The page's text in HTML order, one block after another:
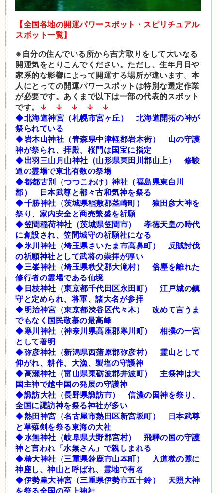
【全国各地の開運パワースポット・スピリチュアル
スポット一覧】
※自分の住んでいる所から吉方取りをして大いなる
開運気をとりこんでください。ただし、生年月日や
家系的な影響によって開運する場所が違います。本
人にとっての開運パワースポットは特別な選定作業
が必要です。あくまで以下は一部の代表的スポット
です。
↓ ↓ ↓ ↓ ↓
◆北海道神宮（札幌市宮ヶ丘） 北海道開拓の神が
祭られている
◆岩木山神社（青森県中津軽郡岩木街） 山の守護
神が祭られ、拝殿、桜門は国宝に指定
◆出羽三山月山神社（山形県東田川郡山上） 修験
道の霊場で東北有数の祭場
◆都都古別（つつこわけ）神社（福島県東白川
郡） 日本武尊と都々古和気神を祭る
◆千勝神社（茨城県稲敷郡茎崎町） 猿田彦大神を
祭り、家内安全と商売繁盛を祈願
◆笠間稲荷神社（茨城県笠間市） 孝徳天皇の時代
に創設され、笠間城守の祈願社になる
◆氷川神社（埼玉県さいたま市高鼻町） 反賊討伐
の祈願神社として武将の崇拝が厚い
◆三峯神社（埼玉県秩父郡大滝村） 俗塵を離れた
修行者の霊場である仙境
◆日枝神社（東京都千代田区永田町） 江戸城の鎮
守と定められ、将軍、諸大名が参拝
◆明治神宮（東京都渋谷区代々木） 改めて言うま
でもなく国民敬慕の最高峰
◆寒川神社（神奈川県高座郡寒川町） 相撲の一宮
として著明
◆弥彦神社（新潟県西蒲原郡弥彦村） 霊山として
仰がれ、耕作、大漁、製塩の守護神
◆高瀬神社（富山県東砺波郡井波町） 主祭神は大
国主神で越中国の発展の守護神
◆諏訪大社（長野県諏訪市） 信濃の国神を祭り、
全国に諏訪神を祭る神社が多い
◆熱田神宮（名古屋市熱田区新宮坂町） 日本武尊
と草薙剣を祭る東海の大社
◆水無神社（岐阜県大野郡宮村） 飛騨の国の守護
神と言われ「水無さん」で親しまれる
◆椿大神社（三重県鈴鹿市山本町） 入道獄の麓に
神座し、神山と呼ばれ、霊地で有名
◆伊勢皇大神宮（三重県伊勢市五十鈴） 天照大神
を祭る全国の至上神社